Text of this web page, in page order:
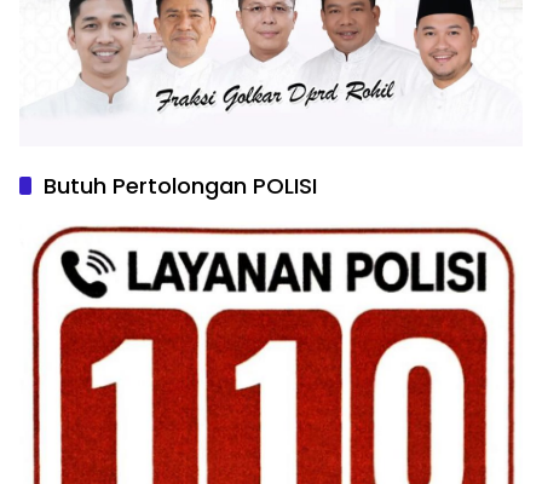
Butuh Pertolongan POLISI